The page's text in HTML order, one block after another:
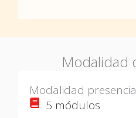
Modalidad
Modalidad
5 módulos